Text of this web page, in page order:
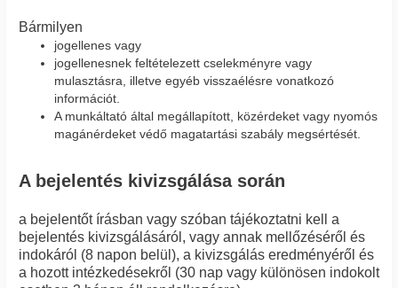
Bármilyen
jogellenes vagy
jogellenesnek feltételezett cselekményre vagy
mulasztásra, illetve egyéb visszaélésre vonatkozó
információt.
A munkáltató által megállapított, közérdeket vagy nyomós
magánérdeket védő magatartási szabály megsértését.
A bejelentés kivizsgálása során
a bejelentőt írásban vagy szóban tájékoztatni kell a
bejelentés kivizsgálásáról, vagy annak mellőzéséről és
indokáról (8 napon belül), a kivizsgálás eredményéről és
a hozott intézkedésekről (30 nap vagy különösen indokolt